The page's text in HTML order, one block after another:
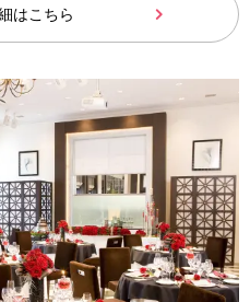
はこちら